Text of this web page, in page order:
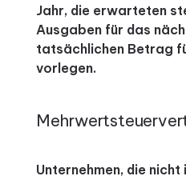
Jahr, die erwarteten
Ausgaben für das
tatsächlichen Betrag
vorlegen.
Unternehmen, die